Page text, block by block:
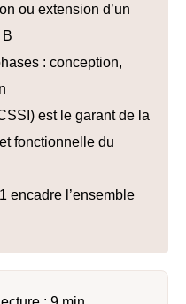
ou extension d’un
: conception,
est le garant de la
fonctionnelle du
encadre l’ensemble